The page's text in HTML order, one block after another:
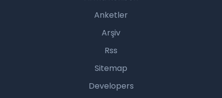
Anketler
Arşiv
Rss
Sitemap
Developers